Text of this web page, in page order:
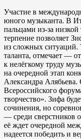
Участие в
юного музыканта. В
пальцами из-за
терпение позволяет
из сложных ситуаций.
таланта, отмечает —
к нелёгкому труду
на очередной этап
Александра
Всероссийского
творчество». Зифа
сочинения, но
— среди сверстников
её ждет очередной
надеется победить и